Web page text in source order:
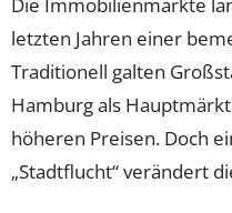
Die Immobilienmärkte
letzten Jahren einer
Traditionell galten
Hamburg als
höheren Preisen. Doch
„Stadtflucht“ verändert